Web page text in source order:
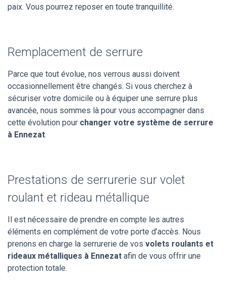
paix. Vous pourrez reposer en toute tranquillité.
Remplacement de serrure
Parce que tout évolue, nos verrous aussi doivent
occasionnellement être changés. Si vous cherchez à
sécuriser votre domicile ou à équiper une serrure plus
avancée, nous sommes là pour vous accompagner dans
cette évolution pour changer votre système de serrure
à Ennezat.
Prestations de serrurerie sur volet
roulant et rideau métallique
Il est nécessaire de prendre en compte les autres
éléments en complément de votre porte d’accès. Nous
prenons en charge la serrurerie de vos volets roulants et
rideaux métalliques à Ennezat afin de vous offrir une
protection totale.